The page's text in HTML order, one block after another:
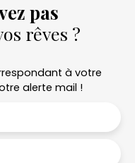
pas
rêves ?
à votre
alerte mail !